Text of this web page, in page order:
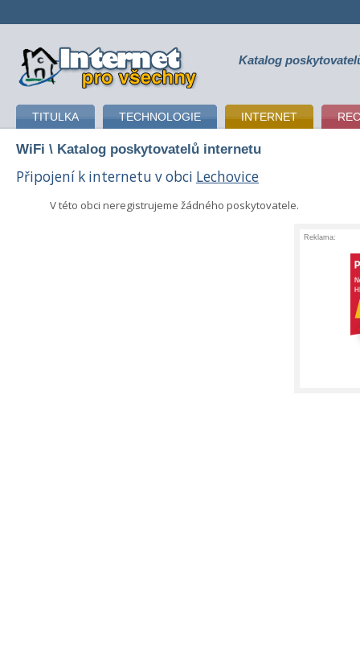
připojení k internetu Katalog
TITULKA TECHNOLOGIE INTERNET
WiFi \ Katalog poskytovatelů internetu
Připojení k internetu v obci Lechovice
V této obci neregistrujeme žádného poskytovatele.
Reklama: